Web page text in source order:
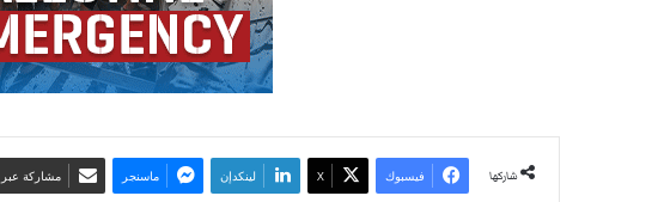
شاركها فيسبوك ‫X لينكدإن ماسنجر مشاركة عبر